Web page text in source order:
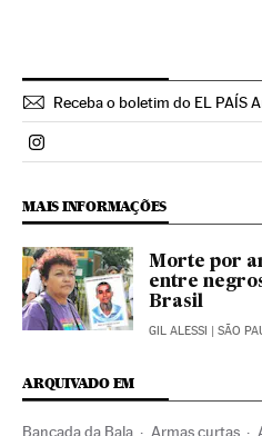
Receba o boletim do EL PAÍS
Politica El País Brasil en
MAIS INFORMAÇÕES
Morte por
entre
Brasil
GIL ALESSI | SÃO
ARQUIVADO EM
Bancada da Bala Armas curtas